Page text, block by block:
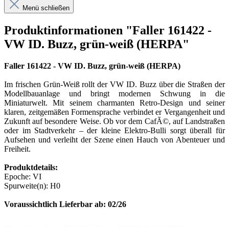
Menü schließen
Produktinformationen "Faller 161422 -
VW ID. Buzz, grün-weiß (HERPA"
Faller 161422 - VW ID. Buzz, grün-weiß (HERPA)
Im frischen Grün-Weiß rollt der VW ID. Buzz über die Straßen der
Modellbauanlage und bringt modernen Schwung in die
Miniaturwelt. Mit seinem charmanten Retro-Design und seiner
klaren, zeitgemäßen Formensprache verbindet er Vergangenheit und
Zukunft auf besondere Weise. Ob vor dem CafÃ©, auf Landstraßen
oder im Stadtverkehr – der kleine Elektro-Bulli sorgt überall für
Aufsehen und verleiht der Szene einen Hauch von Abenteuer und
Freiheit.
Produktdetails:
Epoche: VI
Spurweite(n): H0
Voraussichtlich Lieferbar ab: 02/26